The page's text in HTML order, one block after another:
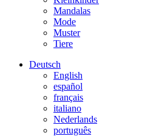
Mandalas
Mode
Muster
Tiere
Deutsch
English
español
français
italiano
Nederlands
português